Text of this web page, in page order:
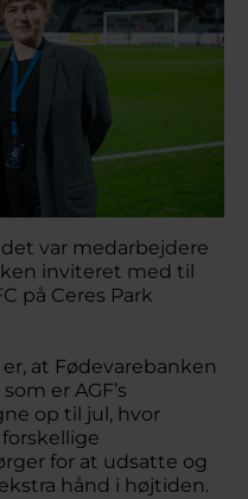
var medarbejdere
inviteret med til
på Ceres Park
at Fødevarebanken
er AGF’s
op til jul, hvor
for at udsatte og
hånd i højtiden.